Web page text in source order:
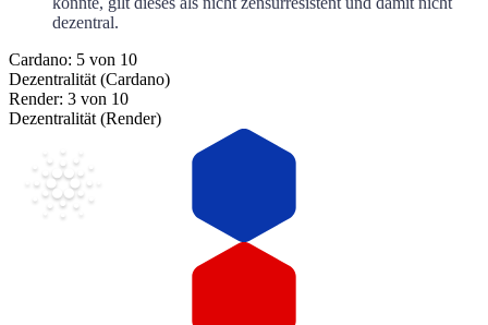
dezentral.
Cardano: 5 von 10
Dezentralität (Cardano)
Render: 3 von 10
Dezentralität (Render)